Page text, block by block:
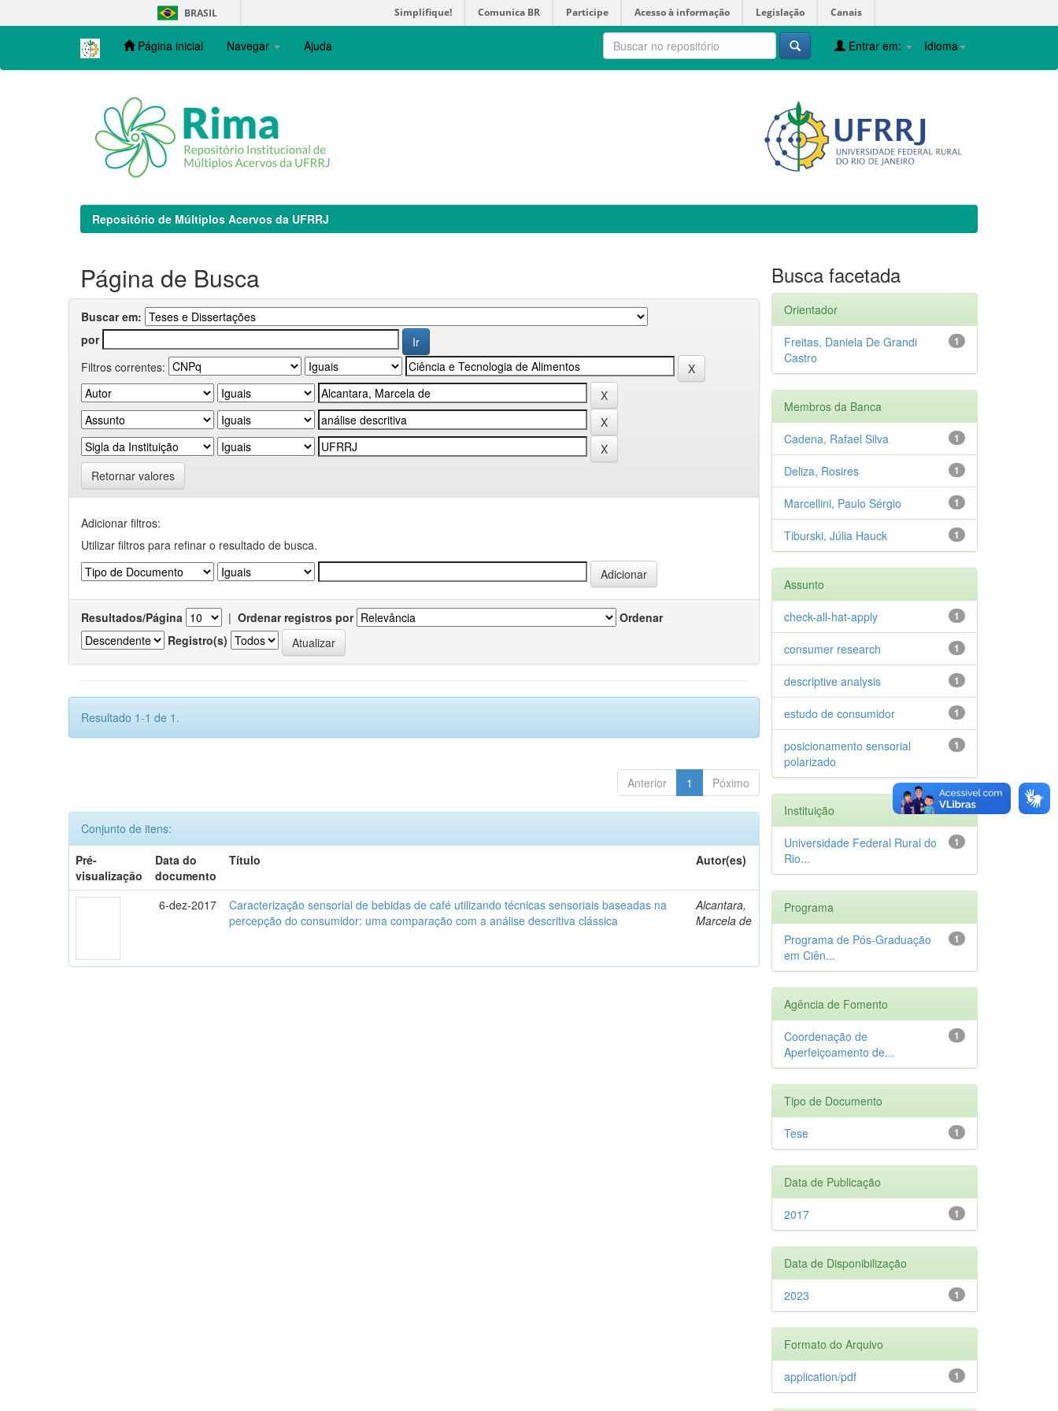
navigation
BRASIL Simplifique! Comunica BR Participe Acesso à informação Legislação Canais
Página inicial Navegar Ajuda Idioma
Entrar em:
Repositório de Múltiplos Acervos da UFRRJ
Página de Busca
Buscar em:
por
Filtros correntes:
Retornar valores
Adicionar filtros:
Utilizar filtros para refinar o resultado de busca.
Resultados/Página | Ordenar registros por
Ordenar
Registro(s)
Resultado 1-1 de 1.
Anterior 1 Póximo
Conjunto de itens:
Pré-
visualização
Data do
documento
Título Autor(es)
6-dez-2017
Caracterização sensorial de bebidas de café utilizando técnicas sensoriais baseadas na
percepção do consumidor: uma comparação com a análise descritiva clássica
Alcantara,
Marcela de
Busca facetada
Orientador
1
Freitas, Daniela De Grandi
Castro
Membros da Banca
1
Cadena, Rafael Silva
1
Deliza, Rosires
1
Marcellini, Paulo Sérgio
1
Tiburski, Júlia Hauck
Assunto
1
check-all-hat-apply
1
consumer research
1
descriptive analysis
1
estudo de consumidor
1
posicionamento sensorial
polarizado
Instituição
1
Universidade Federal Rural do
Rio...
Programa
1
Programa de Pós-Graduação
em Ciên...
Agência de Fomento
1
Coordenação de
Aperfeiçoamento de...
Tipo de Documento
1
Tese
Data de Publicação
1
2017
Data de Disponibilização
1
2023
Formato do Arquivo
1
application/pdf